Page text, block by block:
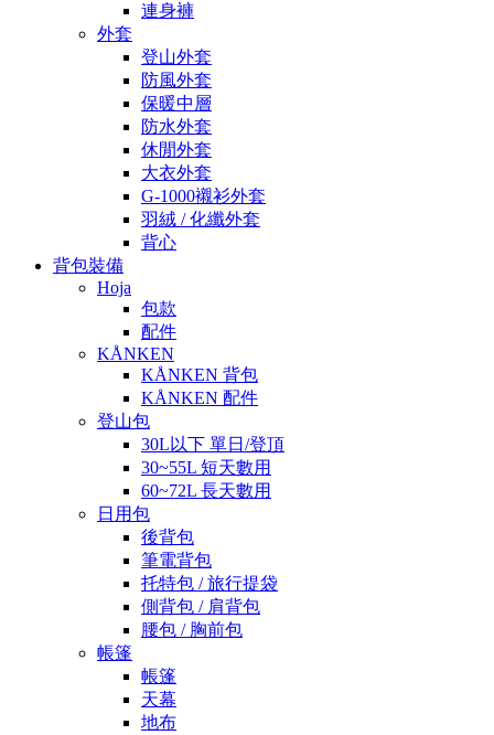
連身褲
外套
登山外套
防風外套
保暖中層
防水外套
休閒外套
大衣外套
G-1000襯衫外套
羽絨 / 化纖外套
背心
背包裝備
Hoja
包款
配件
KÅNKEN
KÅNKEN 背包
KÅNKEN 配件
登山包
30L以下 單日/登頂
30~55L 短天數用
60~72L 長天數用
日用包
後背包
筆電背包
托特包 / 旅行提袋
側背包 / 肩背包
腰包 / 胸前包
帳篷
帳篷
天幕
地布